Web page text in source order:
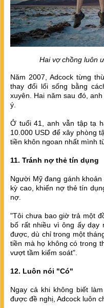
Hai vợ chồng luôn
Năm 2007, Adcock từng
thay đổi lối sống bằng
xuyên. Hai năm sau đó,
ý.
Ở tuổi 41, anh vẫn tập tạ
10.000 USD để xây phòng
tiền khôn ngoan nhất mình
11. Tránh nợ thẻ tín dụng
Người Mỹ đang gánh
kỳ cao, khiến nợ thẻ tín
nợ.
"Tôi chưa bao giờ trả một
bố rất nhiều vì ông ấy dạy
được, dù chỉ trong một
tiền mà họ không có trong
vượt tầm kiểm soát".
12. Luôn nói "Có"
Ngay cả khi không biết
được đề nghị, Adcock luôn